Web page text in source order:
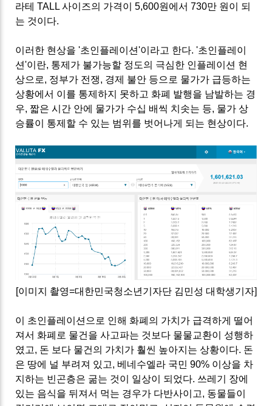
라테 TALL 사이즈의 가격이 5,600원에서 730만 원이 되
는 것이다.
이러한 현상을 '초인플레이션'이라고 한다. '초인플레이
션'이란, 통제가 불가능할 정도의 극심한 인플레이션 현
상으로, 정부가 전쟁, 경제 불안 등으로 물가가 급등하는
상황에서 이를 통제하지 못하고 화폐 발행을 남발하는 경
우, 짧은 시간 안에 물가가 수십 배씩 치솟는 등, 물가 상
승률이 통제할 수 있는 범위를 벗어나게 되는 현상이다.
[이미지 촬영=대한민국청소년기자단 김민성 대학생기자]
이 초인플레이션으로 인해 화폐의 가치가 급격하게 떨어
져서 화폐로 물건을 사고파는 것보다 물물교환이 성행하
였고, 돈 보다 물건의 가치가 훨씬 높아지는 상황이다. 돈
은 땅에 널 부려져 있고, 베네수엘라 국민 90% 이상을 차
지하는 빈곤층은 굶는 것이 일상이 되었다. 쓰레기 장에
있는 음식을 뒤져서 먹는 경우가 다반사이고, 동물들이